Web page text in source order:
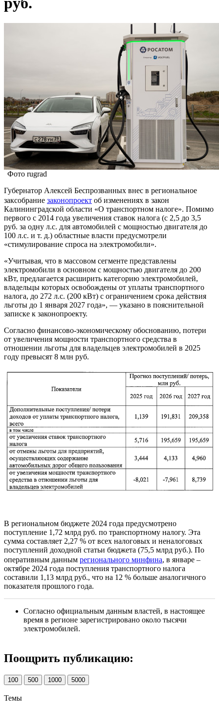
Фото rugrad
Губернатор Алексей Беспрозванных внес в региональное
заксобрание законопроект об изменениях в закон
Калининградской области «О транспортном налоге». Помимо
первого с 2014 года увеличения ставок налога (с 2,5 до 3,5
руб. за одну л.с. для автомобилей с мощностью двигателя до
100 л.с. и т. д.) областные власти предусмотрели
«стимулирование спроса на электромобили».
«Учитывая, что в массовом сегменте представлены
электромобили в основном с мощностью двигателя до 200
кВт, предлагается расширить категорию электромобилей,
владельцы которых освобождены от уплаты транспортного
налога, до 272 л.с. (200 кВт) с ограничением срока действия
льготы до 1 января 2027 года», — указано в пояснительной
записке к законопроекту.
Согласно финансово-экономическому обоснованию, потери
от увеличения мощности транспортного средства в
отношении льготы для владельцев электромобилей в 2025
году превысят 8 млн руб.
В региональном бюджете 2024 года предусмотрено
поступление 1,72 млрд руб. по транспортному налогу. Эта
сумма составляет 2,27 % от всех налоговых и неналоговых
поступлений доходной статьи бюджета (75,5 млрд руб.). По
оперативным данным регионального минфина, в январе –
октябре 2024 года поступления транспортного налога
составили 1,13 млрд руб., что на 12 % больше аналогичного
показателя прошлого года.
Согласно официальным данным властей, в настоящее
время в регионе зарегистрировано около тысячи
электромобилей.
Поощрить публикацию:
100 500 1000 5000
Темы